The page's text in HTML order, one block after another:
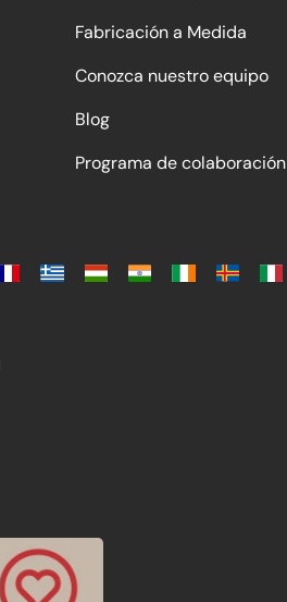
Fabricación a Medida
Conozca nuestro equipo
Blog
Programa de colaboración